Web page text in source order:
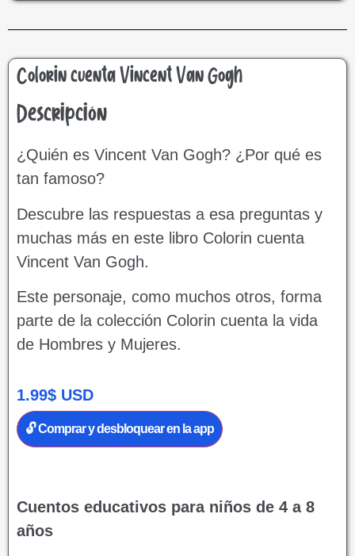
Colorin cuenta Vincent Van Gogh
Descripción
¿Quién es Vincent Van Gogh? ¿Por qué es
tan famoso?
Descubre las respuestas a esa preguntas y
muchas más en este libro Colorin cuenta
Vincent Van Gogh.
Este personaje, como muchos otros, forma
parte de la colección Colorin cuenta la vida
de Hombres y Mujeres.
1.99$ USD
🔓 Comprar y desbloquear en la app
Cuentos educativos para niños de 4 a 8
años